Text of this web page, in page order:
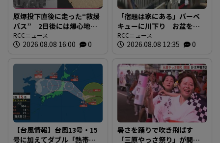
原爆投下直後に走った“救援
バス” 2日後には爆心地至
近に路線バスも 戦時下か
ら復興まで支えた“バスの歴
RCCニュース
2026.08.08 16:00 0
「宿題は家にある」バーベ
キューに川下り お盆をふ
るさとで 帰省ラッシュピ
ークで新幹線の下りはほぼ
物を持った人たちで混雑
広島
RCCニュース
2026.08.08 12:35 0
【台風情報】台風13号・15
号に加えてダブル「熱帯低
暑さを踊りで吹き飛ばす
「三原やっさ祭り」が開